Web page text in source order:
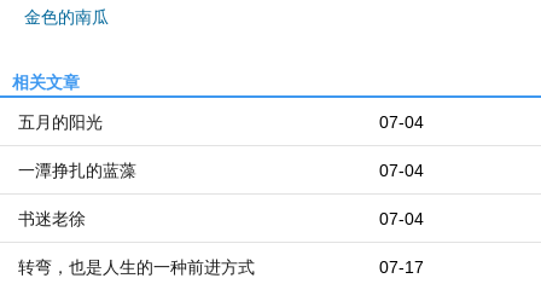
金色的南瓜
相关文章
07-04
五月的阳光
07-04
一潭挣扎的蓝藻
07-04
书迷老徐
07-17
转弯，也是人生的一种前进方式